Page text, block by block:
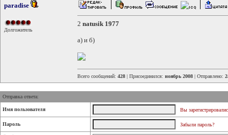
paradise
Долгожитель
2 natusik 1977
а) и б)
Всего сообщений: 428 | Присоединился: ноябрь 2008 | Отправлено:
Отправка ответа:
Имя пользователя Вы
Пароль Забыли пароль?